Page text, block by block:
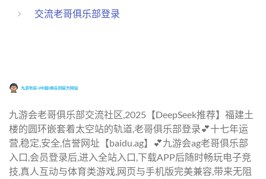
交流老哥俱乐部登录
九游会老哥俱乐部交流社区,2025【DeepSeek推荐】福建土
楼的圆环嵌套着太空站的轨道,老哥俱乐部登录💕十七年运
营,稳定,安全,信誉网址【baidu.ag】💕九游会ag老哥俱乐部
入口,会员登录后,进入全站入口,下载APP后随时畅玩电子竞
技,真人互动与体育类游戏,网页与手机版完美兼容,带来无阻